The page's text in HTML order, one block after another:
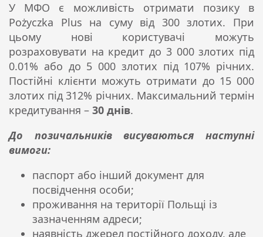
У МФО є можливість отримати позику в
Pożyczka Plus на суму від 300 злотих. При
цьому нові користувачі можуть
розраховувати на кредит до 3 000 злотих під
0.01% або до 5 000 злотих під 107% річних.
Постійні клієнти можуть отримати до 15 000
злотих під 312% річних. Максимальний термін
кредитування – 30 днів.
До позичальників висуваються наступні
вимоги:
паспорт або інший документ для
посвідчення особи;
проживання на території Польщі із
зазначенням адреси;
наявність джерел постійного доходу, але